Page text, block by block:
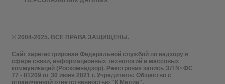
© 2004-2025. ВСЕ ПРАВА ЗАЩИЩЕНЫ.
Сайт зарегистрирован Федеральной службой по надзору в
сфере связи, информационных технологий и массовых
коммуникаций (Роскомнадзор). Реестровая запись ЭЛ № ФС
77 - 81209 от 30 июня 2021 г. Учредитель: Общество с
ограниченной ответственностью "К Медиа".